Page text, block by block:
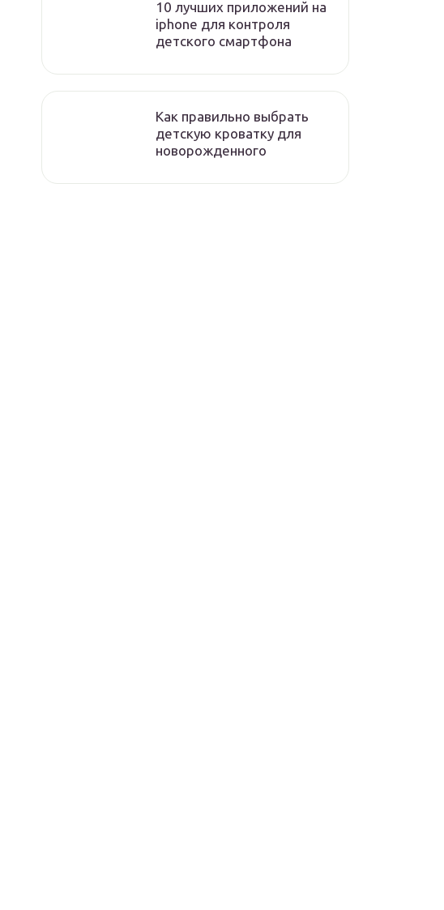
10 лучших приложений на
iphone для контроля
детского смартфона
Как правильно выбрать
детскую кроватку для
новорожденного